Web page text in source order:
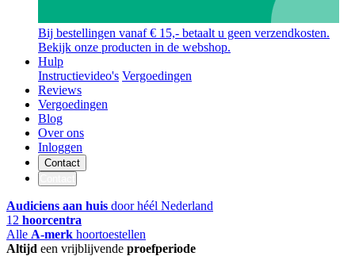
Bij bestellingen vanaf € 15,- betaalt u geen verzendkosten.
Bekijk onze producten in de webshop.
Hulp
Instructievideo's Vergoedingen
Reviews
Vergoedingen
Blog
Over ons
Inloggen
Contact
Audiciens aan huis door héél Nederland
12 hoorcentra
Alle A-merk hoortoestellen
Altijd een vrijblijvende proefperiode